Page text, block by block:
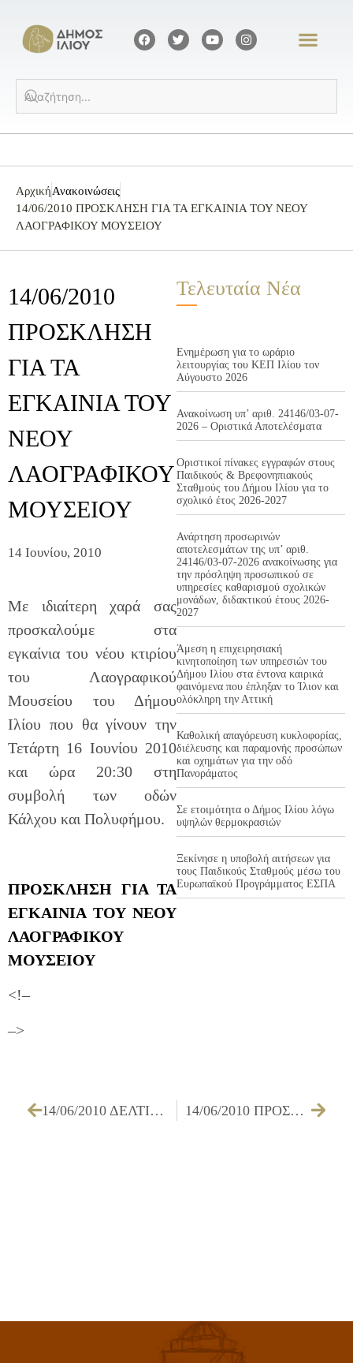
ΑρχικήΑνακοινώσεις
14/06/2010 ΠΡΟΣΚΛΗΣΗ ΓΙΑ ΤΑ ΕΓΚΑΙΝΙΑ ΤΟΥ ΝΕΟΥ
ΛΑΟΓΡΑΦΙΚΟΥ ΜΟΥΣΕΙΟΥ
14/06/2010
ΠΡΟΣΚΛΗΣΗ
ΓΙΑ ΤΑ
ΕΓΚΑΙΝΙΑ ΤΟΥ
ΝΕΟΥ
ΛΑΟΓΡΑΦΙΚΟΥ
ΜΟΥΣΕΙΟΥ
14 Ιουνίου, 2010
Με ιδιαίτερη χαρά σας
προσκαλούμε στα
εγκαίνια του νέου κτιρίου
του Λαογραφικού
Μουσείου του Δήμου
Ιλίου που θα γίνουν την
Τετάρτη 16 Ιουνίου 2010
και ώρα 20:30 στη
συμβολή των οδών
Κάλχου και Πολυφήμου.
ΠΡΟΣΚΛΗΣΗ ΓΙΑ ΤΑ
ΕΓΚΑΙΝΙΑ ΤΟΥ ΝΕΟΥ
ΛΑΟΓΡΑΦΙΚΟΥ
ΜΟΥΣΕΙΟΥ
<!–
–>
Τελευταία Νέα
Ενημέρωση για το ωράριο
λειτουργίας του ΚΕΠ Ιλίου τον
Αύγουστο 2026
Ανακοίνωση υπ’ αριθ. 24146/03-07-
2026 – Οριστικά Αποτελέσματα
Οριστικοί πίνακες εγγραφών στους
Παιδικούς & Βρεφονηπιακούς
Σταθμούς του Δήμου Ιλίου για το
σχολικό έτος 2026-2027
Ανάρτηση προσωρινών
αποτελεσμάτων της υπ’ αριθ.
24146/03-07-2026 ανακοίνωσης για
την πρόσληψη προσωπικού σε
υπηρεσίες καθαρισμού σχολικών
μονάδων, διδακτικού έτους 2026-
2027
Άμεση η επιχειρησιακή
κινητοποίηση των υπηρεσιών του
Δήμου Ιλίου στα έντονα καιρικά
φαινόμενα που έπληξαν το Ίλιον και
ολόκληρη την Αττική
Καθολική απαγόρευση κυκλοφορίας,
διέλευσης και παραμονής προσώπων
και οχημάτων για την οδό
Πανοράματος
Σε ετοιμότητα ο Δήμος Ιλίου λόγω
υψηλών θερμοκρασιών
Ξεκίνησε η υποβολή αιτήσεων για
τους Παιδικούς Σταθμούς μέσω του
Ευρωπαϊκού Προγράμματος ΕΣΠΑ
14/06/2010 ΔΕΛΤΙΟ ΤΥΠΟΥ ΓΙΑ ΤΗΝ ΠΡΑΓΜΑΤΟΠΟΙΗΣΗ ΤΗΣ ΜΕΓΑΛΗΣ ΓΙΟΡΤΗΣ ΤΟΥ ΠΟΛΙΤΙΣΜΟΥ ΚΑΙ ΤΟΥ ΑΘΛΗΤΙΣΜΟΥ 14/06/2010 ΠΡΟΣΚΛΗΣΗ ΔΗΜΟΤΙΚΟΥ ΣΥΜΒΟΥΛΙΟΥ ΓΙΑ ΤΗΝ 17/06/2010